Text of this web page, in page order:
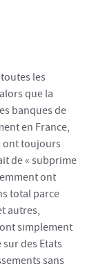
les
que la
banques de
en France,
ont toujours
de « subprime
ont
total parce
autres,
simplement
des Etats
sans